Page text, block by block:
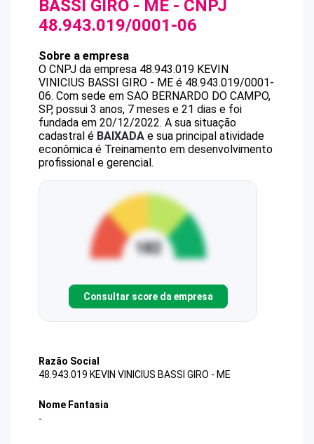
BASSI GIRO - ME - CNPJ
48.943.019/0001-06
Sobre a empresa
O CNPJ da empresa 48.943.019 KEVIN
VINICIUS BASSI GIRO - ME é 48.943.019/0001-
06. Com sede em SAO BERNARDO DO CAMPO,
SP, possui 3 anos, 7 meses e 21 dias e foi
fundada em 20/12/2022. A sua situação
cadastral é BAIXADA e sua principal atividade
econômica é Treinamento em desenvolvimento
profissional e gerencial.
Consultar score da empresa
Razão Social
48.943.019 KEVIN VINICIUS BASSI GIRO - ME
Nome Fantasia
-